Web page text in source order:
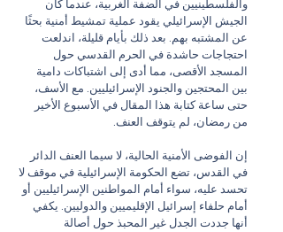
والفلسطينيين في الضفة الغربية، عندما كان
الجيش الإسرائيلي يقود عملية تمشيط أمنية بحثًا
عن المشتبه بهم. بعد ذلك بأيام قليلة، اندلعت
احتجاجات حاشدة في الحرم القدسي حول
المسجد الأقصى، مما أدى إلى اشتباكات دامية
بين المحتجين والجنود الإسرائيليين. مع الأسف،
حتى ساعة كتابة هذا المقال في الأسبوع الأخير
من رمضان، لم يتوقف العنف.
إن الفوضى الأمنية الحالية، لا سيما العنف الدائر
في القدس، تضع الحكومة الإسرائيلية في موقف لا
تحسد عليه، سواء أمام المواطنين الإسرائيليين أو
أمام حلفاء إسرائيل الإقليميين والدوليين. يكفي
أنها جددت الجدل غير المحبذ حول أصالة